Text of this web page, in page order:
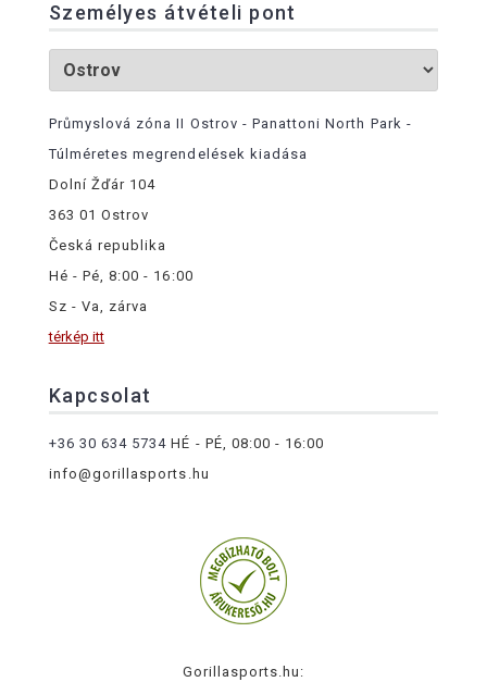
Személyes átvételi pont
Průmyslová zóna II Ostrov - Panattoni North Park -
Túlméretes megrendelések kiadása
Dolní Žďár 104
363 01 Ostrov
Česká republika
Hé - Pé, 8:00 - 16:00
Sz - Va, zárva
térkép itt
Kapcsolat
+36 30 634 5734 HÉ - PÉ, 08:00 - 16:00
info@gorillasports.hu
Gorillasports.hu: